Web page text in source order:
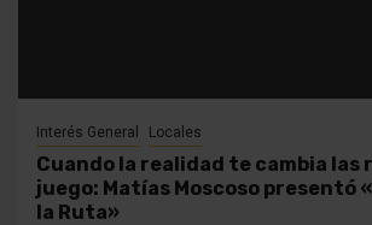
Interés General Locales
Cuando la realidad te cambia las
juego: Matías Moscoso presentó
la Ruta»